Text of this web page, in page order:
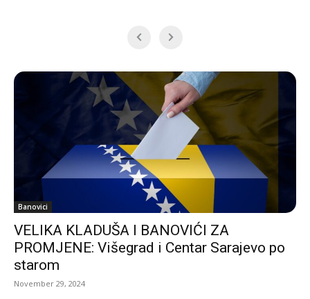
Banovici
VELIKA KLADUŠA I BANOVIĆI ZA
PROMJENE: Višegrad i Centar Sarajevo po
starom
November 29, 2024